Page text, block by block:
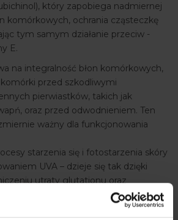
który zapobiega nadmiernej
komórkowych, ochrania cząsteczkę
tym samym działanie przeciw -
E.
na integralność błon komórkowych,
przed szkodliwymi
pierwiastków, takich jak
oraz przed odwodnieniem. Ten
ważny dla funkcjonowania
starzenia się i fotostarzenia skóry
UVA – dzieje się tak dzięki
utraty glutationu oraz
powodowanego przez
Hamuje też aktywność